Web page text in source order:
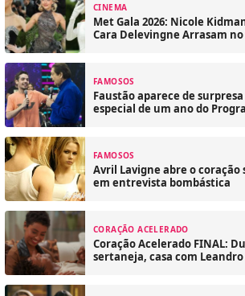
CINEMA
Met Gala 2026: Nicole
Cara Delevingne Arrasam
FAMOSOS
Faustão aparece de
especial de um ano do
FAMOSOS
Avril Lavigne abre o coração
em entrevista bombástica
CORAÇÃO ACELERADO
Coração Acelerado FINAL:
sertaneja, casa com Leandro